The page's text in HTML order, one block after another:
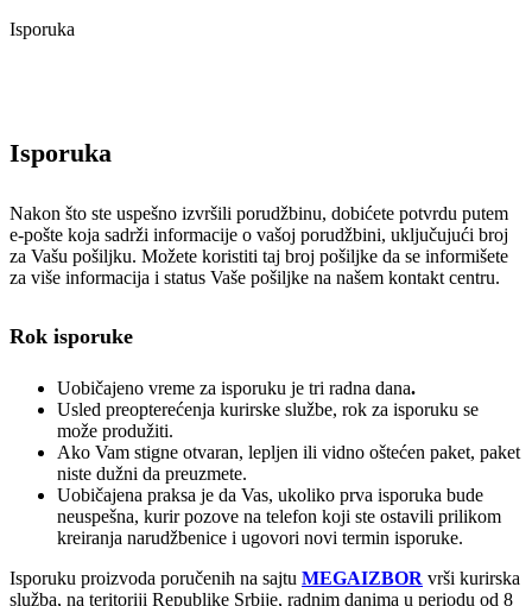
Isporuka
Isporuka
Nakon što ste uspešno izvršili porudžbinu, dobićete potvrdu putem
e-pošte koja sadrži informacije o vašoj porudžbini, uključujući broj
za Vašu pošiljku. Možete koristiti taj broj pošiljke da se informišete
za više informacija i status Vaše pošiljke na našem kontakt centru.
Rok isporuke
Uobičajeno vreme za isporuku je tri radna dana.
Usled preopterećenja kurirske službe, rok za isporuku se
može produžiti.
Ako Vam stigne otvaran, lepljen ili vidno oštećen paket, paket
niste dužni da preuzmete.
Uobičajena praksa je da Vas, ukoliko prva isporuka bude
neuspešna, kurir pozove na telefon koji ste ostavili prilikom
kreiranja narudžbenice i ugovori novi termin isporuke.
Isporuku proizvoda poručenih na sajtu MEGAIZBOR vrši kurirska
služba, na teritoriji Republike Srbije, radnim danima u periodu od 8